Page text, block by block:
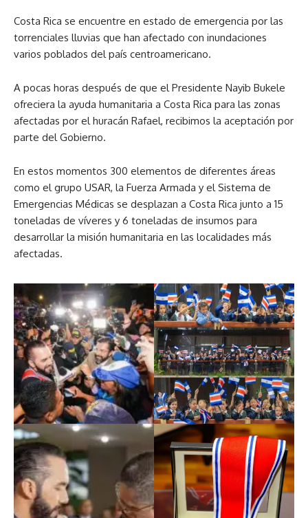
Costa Rica se encuentre en estado de emergencia por las
torrenciales lluvias que han afectado con inundaciones
varios poblados del país centroamericano.
A pocas horas después de que el Presidente Nayib Bukele
ofreciera la ayuda humanitaria a Costa Rica para las zonas
afectadas por el huracán Rafael, recibimos la aceptación por
parte del Gobierno.
En estos momentos 300 elementos de diferentes áreas
como el grupo USAR, la Fuerza Armada y el Sistema de
Emergencias Médicas se desplazan a Costa Rica junto a 15
toneladas de víveres y 6 toneladas de insumos para
desarrollar la misión humanitaria en las localidades más
afectadas.